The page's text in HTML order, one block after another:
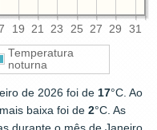
19 21 23 25 27 29 31
Temperatura
noturna
de 2026 foi de 17°C. Ao
baixa foi de 2°C. As